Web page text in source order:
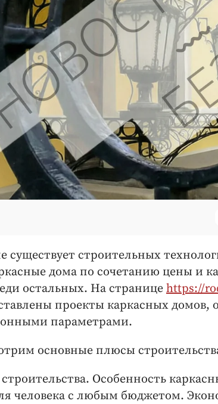
существует строительных
дома по сочетанию цены и
остальных. На странице https://
проекты каркасных
параметрами.
основные плюсы
Особенность
человека с любым бюджетом.